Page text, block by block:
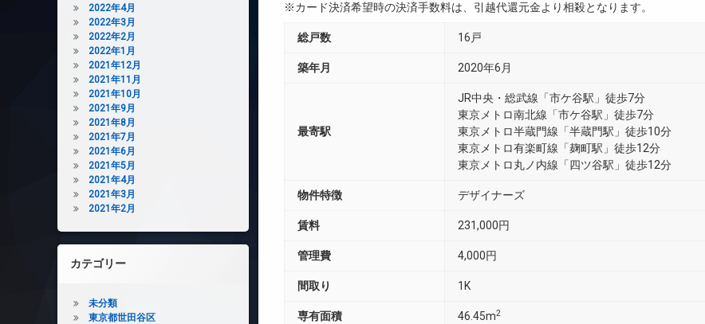
※カード決済希望時の決済手数料は、引越代還元金より相殺となります。
総戸数 16戸
築年月 2020年6月
最寄駅
JR中央・総武線「市ケ谷駅」徒歩7分
東京メトロ南北線「市ケ谷駅」徒歩7分
東京メトロ半蔵門線「半蔵門駅」徒歩10分
東京メトロ有楽町線「麹町駅」徒歩12分
東京メトロ丸ノ内線「四ツ谷駅」徒歩12分
物件特徴 デザイナーズ
賃料 231,000円
管理費 4,000円
間取り 1K
専有面積 46.45m2
2022年4月
2022年3月
2022年2月
2022年1月
2021年12月
2021年11月
2021年10月
2021年9月
2021年8月
2021年7月
2021年6月
2021年5月
2021年4月
2021年3月
2021年2月
カテゴリー
未分類
東京都世田谷区